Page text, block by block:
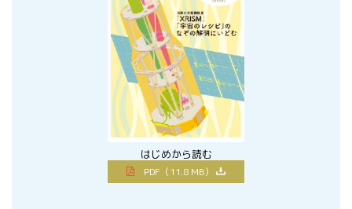
はじめから読む
PDF（11.8 MB）